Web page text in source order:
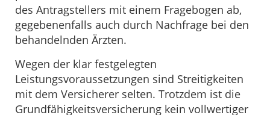
des Antragstellers mit einem Fragebogen ab,
gegebenenfalls auch durch Nachfrage bei den
behandelnden Ärzten.
Wegen der klar festgelegten
Leistungsvoraussetzungen sind Streitigkeiten
mit dem Versicherer selten. Trotzdem ist die
Grundfähigkeitsversicherung kein vollwertiger